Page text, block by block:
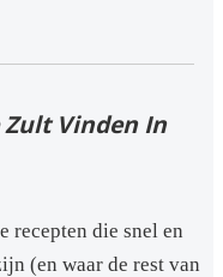
Zult Vinden In
recepten die snel en
(en waar de rest van